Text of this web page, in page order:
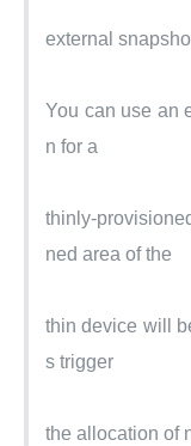
external
You can use an
n for a
thinly-
ned area of the
thin device will
s trigger
the allocation of